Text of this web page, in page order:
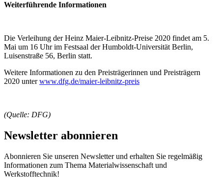
Weiterführende Informationen
Die Verleihung der Heinz Maier-Leibnitz-Preise 2020 findet am 5.
Mai um 16 Uhr im Festsaal der Humboldt-Universität Berlin,
Luisenstraße 56, Berlin statt.
Weitere Informationen zu den Preisträgerinnen und Preisträgern
2020 unterwww.dfg.de/maier-leibnitz-preis
(Quelle: DFG)
Newsletter abonnieren
Abonnieren Sie unseren Newsletter und erhalten Sie regelmäßig
Informationen zum Thema Materialwissenschaft und
Werkstofftechnik!